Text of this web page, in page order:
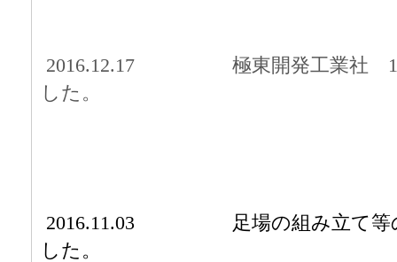
2016.12.17 極東開発工業社
した。
2016.11.03 足場の組み立て等の
した。